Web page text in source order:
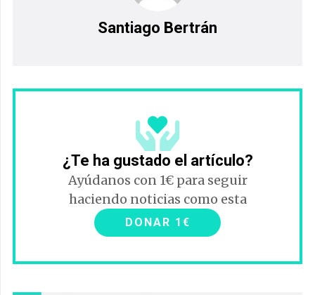
Santiago Bertrán
¿Te ha gustado el artículo?
Ayúdanos con 1€ para seguir
haciendo noticias como esta
DONAR 1€